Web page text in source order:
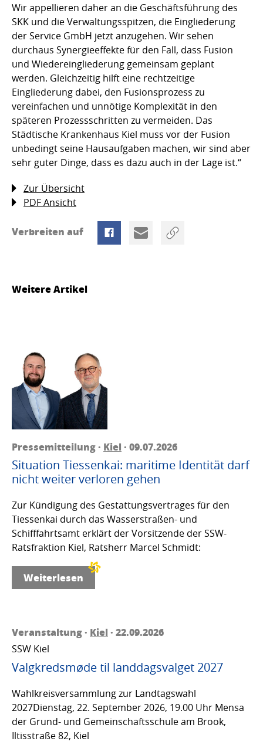
Wir appellieren daher an die Geschäftsführung des
SKK und die Verwaltungsspitzen, die Eingliederung
der Service GmbH jetzt anzugehen. Wir sehen
durchaus Synergieeffekte für den Fall, dass Fusion
und Wiedereingliederung gemeinsam geplant
werden. Gleichzeitig hilft eine rechtzeitige
Eingliederung dabei, den Fusionsprozess zu
vereinfachen und unnötige Komplexität in den
späteren Prozessschritten zu vermeiden. Das
Städtische Krankenhaus Kiel muss vor der Fusion
unbedingt seine Hausaufgaben machen, wir sind aber
sehr guter Dinge, dass es dazu auch in der Lage ist.“
Zur Übersicht
PDF Ansicht
Verbreiten auf
Weitere Artikel
Pressemitteilung · Kiel · 09.07.2026
Situation Tiessenkai: maritime Identität darf
nicht weiter verloren gehen
Zur Kündigung des Gestattungsvertrages für den
Tiessenkai durch das Wasserstraßen- und
Schifffahrtsamt erklärt der Vorsitzende der SSW-
Ratsfraktion Kiel, Ratsherr Marcel Schmidt:
Weiterlesen
Veranstaltung · Kiel · 22.09.2026
SSW Kiel
Valgkredsmøde til landdagsvalget 2027
Wahlkreisversammlung zur Landtagswahl
2027Dienstag, 22. September 2026, 19.00 Uhr Mensa
der Grund- und Gemeinschaftsschule am Brook,
Iltisstraße 82, Kiel